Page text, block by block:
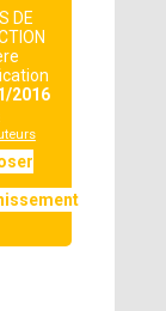
DE
2016